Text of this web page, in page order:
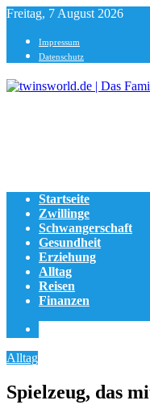
Freitag, 7 August 2026
Impressum
Datenschutz
Menu
Startseite
Zwillinge
Schwangerschaft
Gesundheit
Erziehung
Alltag
Reisen
Finanzen
Alltag
Spielzeug, das